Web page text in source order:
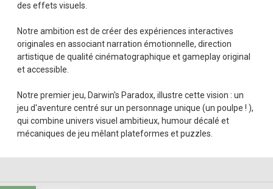
des effets visuels.
Notre ambition est de créer des expériences interactives
originales en associant narration émotionnelle, direction
artistique de qualité cinématographique et gameplay original
et accessible.
Notre premier jeu, Darwin's Paradox, illustre cette vision : un
jeu d'aventure centré sur un personnage unique (un poulpe ! ),
qui combine univers visuel ambitieux, humour décalé et
mécaniques de jeu mêlant plateformes et puzzles.